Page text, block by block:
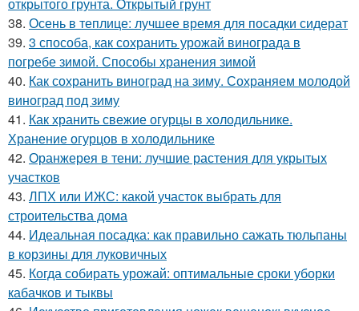
38. Осень в теплице: лучшее время для посадки сидерат
39. 3 способа, как сохранить урожай винограда в
погребе зимой. Способы хранения зимой
40. Как сохранить виноград на зиму. Сохраняем молодой
виноград под зиму
41. Как хранить свежие огурцы в холодильнике.
Хранение огурцов в холодильнике
42. Оранжерея в тени: лучшие растения для укрытых
участков
43. ЛПХ или ИЖС: какой участок выбрать для
строительства дома
44. Идеальная посадка: как правильно сажать тюльпаны
в корзины для луковичных
45. Когда собирать урожай: оптимальные сроки уборки
кабачков и тыквы